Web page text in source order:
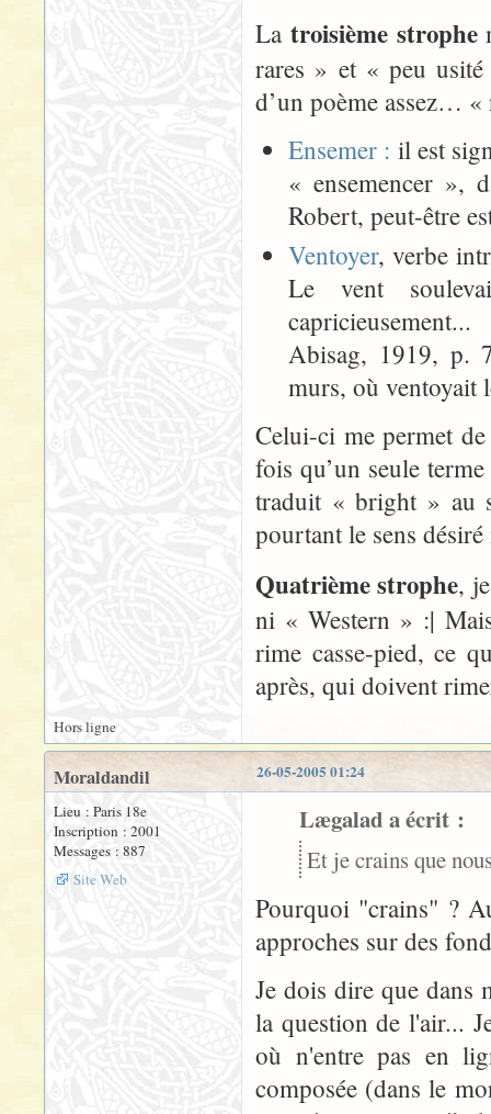
La troisième strophe
rares » et « peu
d’un poème assez… «
Ensemer : il est
« ensemencer »,
Robert, peut-être
Ventoyer, verbe
Le vent
Abisag, 1919, p.
murs, où
Celui-ci me permet
fois qu’un seule
traduit « bright » au
pourtant le sens
Quatrième strophe,
ni « Western » :|
rime casse-pied, ce
après, qui doivent
Hors ligne
26-05-2005 01:24
Moraldandil
Lieu : Paris 18e
Inscription : 2001
Messages : 887
Site Web
Lægalad a écrit :
Et je crains que
Pourquoi "crains" ?
approches sur des
Je dois dire que dans
la question de l'air...
où n'entre pas en
composée (dans le